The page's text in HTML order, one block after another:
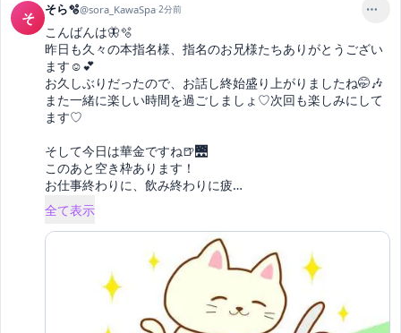
そ そら🫧@sora_KawaSpa·2分前
こんばんは🦋🫧
昨日も久々の本指名様、指名のお兄様たちありがとうござい
ます☺️💕
お久しぶりだったので、お話し終始盛り上がりましたね🤭🎶
また一緒に楽しい時間を過ごしましょ♡次回も楽しみにして
ます♡
そして今日は華金ですね🍺🌉
このあと空き枠あります！
お仕事終わりに、飲み終わりに疲…
全て表示